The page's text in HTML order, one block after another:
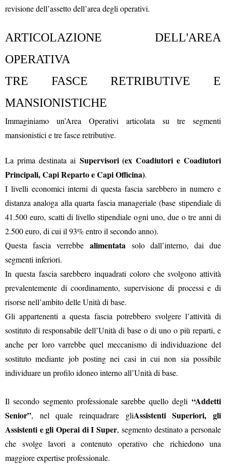
revisione dell’assetto dell’area degli operativi.
ARTICOLAZIONE DELL'AREA
OPERATIVA
TRE FASCE RETRIBUTIVE E
MANSIONISTICHE
Immaginiamo un’Area Operativi articolata su tre segmenti
mansionistici e tre fasce retributive.
La prima destinata ai Supervisori (ex Coadiutori e Coadiutori
Principali, Capi Reparto e Capi Officina).
I livelli economici interni di questa fascia sarebbero in numero e
distanza analoga alla quarta fascia manageriale (base stipendiale di
41.500 euro, scatti di livello stipendiale ogni uno, due o tre anni di
2.500 euro, di cui il 93% entro il secondo anno).
Questa fascia verrebbe alimentata solo dall’interno, dai due
segmenti inferiori.
In questa fascia sarebbero inquadrati coloro che svolgono attività
prevalentemente di coordinamento, supervisione di processi e di
risorse nell’ambito delle Unità di base.
Gli appartenenti a questa fascia potrebbero svolgere l’attività di
sostituto di responsabile dell’Unità di base o di uno o più reparti, e
anche per loro varrebbe quel meccanismo di individuazione del
sostituto mediante job posting nei casi in cui non sia possibile
individuare un profilo idoneo interno all’Unità di base.
Il secondo segmento professionale sarebbe quello degli “Addetti
Senior”, nel quale reinquadrare gliAssistenti Superiori, gli
Assistenti e gli Operai di I Super, segmento destinato a personale
che svolge lavori a contenuto operativo che richiedono una
maggiore expertise professionale.